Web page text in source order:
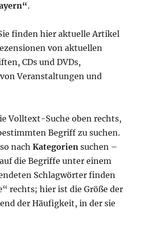
.
finden hier aktuelle Artikel
von aktuellen
CDs und DVDs,
Veranstaltungen und
Volltext-Suche oben rechts,
Begriff zu suchen.
nachKategorien suchen –
die Begriffe unter einem
Schlagwörter finden
rechts; hier ist die Größe der
der Häufigkeit, in der sie